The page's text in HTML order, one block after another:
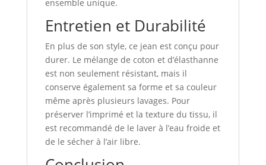
ensemble unique.
Entretien et Durabilité
En plus de son style, ce jean est conçu pour
durer. Le mélange de coton et d’élasthanne
est non seulement résistant, mais il
conserve également sa forme et sa couleur
même après plusieurs lavages. Pour
préserver l’imprimé et la texture du tissu, il
est recommandé de le laver à l’eau froide et
de le sécher à l’air libre.